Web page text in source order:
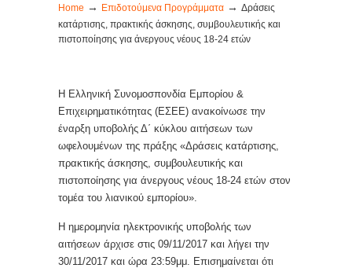
Home → Επιδοτούμενα Προγράμματα → Δράσεις
κατάρτισης, πρακτικής άσκησης, συμβουλευτικής και
πιστοποίησης για άνεργους νέους 18-24 ετών
H Ελληνική Συνομοσπονδία Εμπορίου &
Επιχειρηματικότητας (ΕΣΕΕ) ανακοίνωσε την
έναρξη υποβολής Δ΄ κύκλου αιτήσεων των
ωφελουμένων της πράξης «Δράσεις κατάρτισης,
πρακτικής άσκησης, συμβουλευτικής και
πιστοποίησης για άνεργους νέους 18-24 ετών στον
τομέα του λιανικού εμπορίου».
Η ημερομηνία ηλεκτρονικής υποβολής των
αιτήσεων άρχισε στις 09/11/2017 και λήγει την
30/11/2017 και ώρα 23:59μμ. Επισημαίνεται ότι